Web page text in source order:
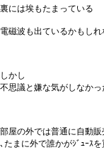
裏には埃もたまっている
電磁波も出ているかもしれ
しかし
不思議と嫌な気がしなかっ
部屋の外では普通に自動
､たまに外で誰かがｼﾞｭｰｽ